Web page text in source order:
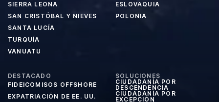
SIERRA LEONA
SAN CRISTÓBAL Y NIEVES
SANTA LUCÍA
TURQUÍA
VANUATU
ESLOVAQUIA
POLONIA
DESTACADO
FIDEICOMISOS OFFSHORE
EXPATRIACIÓN DE EE. UU.
SOLUCIONES
CIUDADANÍA POR
DESCENDENCIA
CIUDADANÍA POR
EXCEPCIÓN